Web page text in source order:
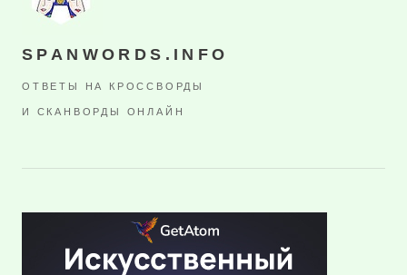
SPANWORDS.INFO
ОТВЕТЫ НА КРОССВОРДЫ
И СКАНВОРДЫ ОНЛАЙН